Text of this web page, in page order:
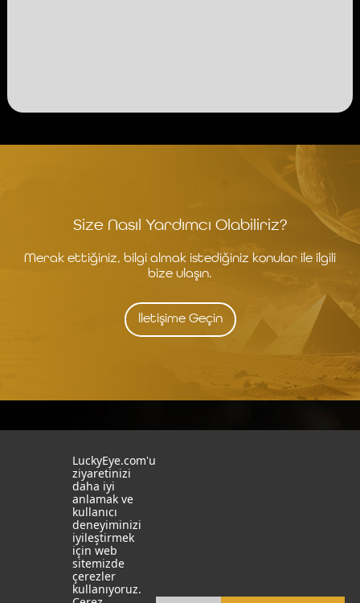
Size Nasıl Yardımcı Olabiliriz?
Merak ettiğiniz, bilgi almak istediğiniz konular ile ilgili
bize ulaşın.
İletişime Geçin
19 Mayıs Mah. Turaboğlu Sok.
Hamdiye Yazgan İş Merkezi
Kozyatağı, Kadıköy, İstanbul
T: +90 216 355 03 19
Sosyal Medya
LuckyEye.com'u
ziyaretinizi
daha iyi
anlamak ve
kullanıcı
deneyiminizi
iyileştirmek
için web
sitemizde
çerezler
kullanıyoruz.